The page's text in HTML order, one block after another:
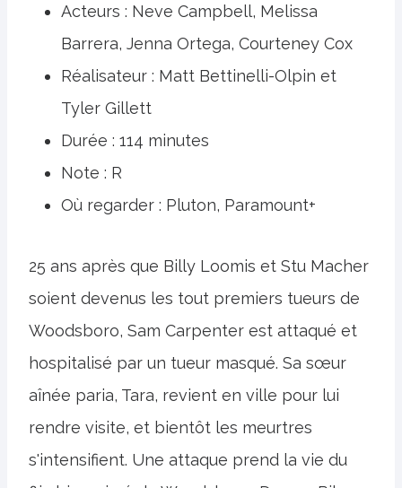
Acteurs : Neve Campbell, Melissa
Barrera, Jenna Ortega, Courteney Cox
Réalisateur : Matt Bettinelli-Olpin et
Tyler Gillett
Durée : 114 minutes
Note : R
Où regarder : Pluton, Paramount+
25 ans après que Billy Loomis et Stu Macher
soient devenus les tout premiers tueurs de
Woodsboro, Sam Carpenter est attaqué et
hospitalisé par un tueur masqué. Sa sœur
aînée paria, Tara, revient en ville pour lui
rendre visite, et bientôt les meurtres
s'intensifient. Une attaque prend la vie du